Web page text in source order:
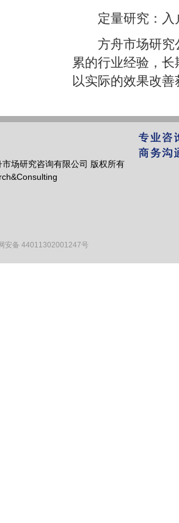
定量研究：入
方舟市场研究公
累的行业经验，
以实际的效果改
场研究咨询有限公司 版权所有
安备 44011302001247号